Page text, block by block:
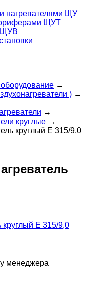
нагревателями ЩУ
ЩУТ
ЩУВ
→
) →
→
круглые →
круглый Е 315/9,0
менеджера